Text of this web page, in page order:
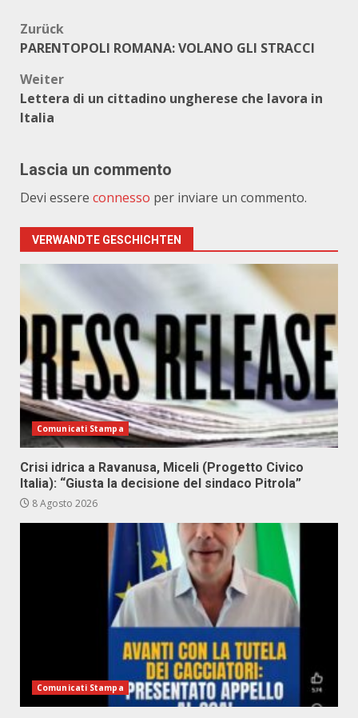
Beitragsnavigation
Zurück
PARENTOPOLI ROMANA: VOLANO GLI STRACCI
Weiter
Lettera di un cittadino ungherese che lavora in
Italia
Lascia un commento
Devi essere connesso per inviare un commento.
VERWANDTE GESCHICHTEN
Comunicati Stampa
Crisi idrica a Ravanusa, Miceli (Progetto Civico
Italia): “Giusta la decisione del sindaco Pitrola”
8 Agosto 2026
Comunicati Stampa